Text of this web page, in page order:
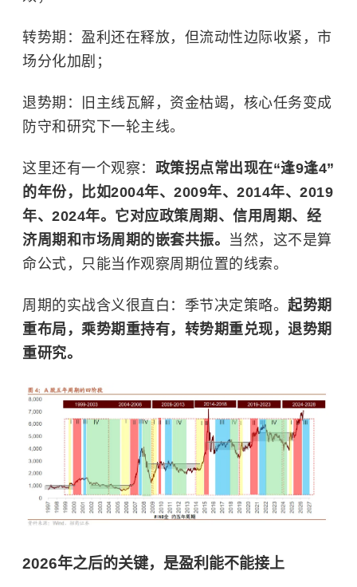
转势期：盈利还在释放，但流动性边际收紧，市
场分化加剧；
退势期：旧主线瓦解，资金枯竭，核心任务变成
防守和研究下一轮主线。
这里还有一个观察： 政策拐点常出现在“逢9逢4”
的年份，比如2004年、2009年、2014年、2019
年、2024年。它对应政策周期、信用周期、经
济周期和市场周期的嵌套共振。 当然，这不是算
命公式，只能当作观察周期位置的线索。
周期的实战含义很直白：季节决定策略。 起势期
重布局，乘势期重持有，转势期重兑现，退势期
重研究。
2026年之后的关键，是盈利能不能接上